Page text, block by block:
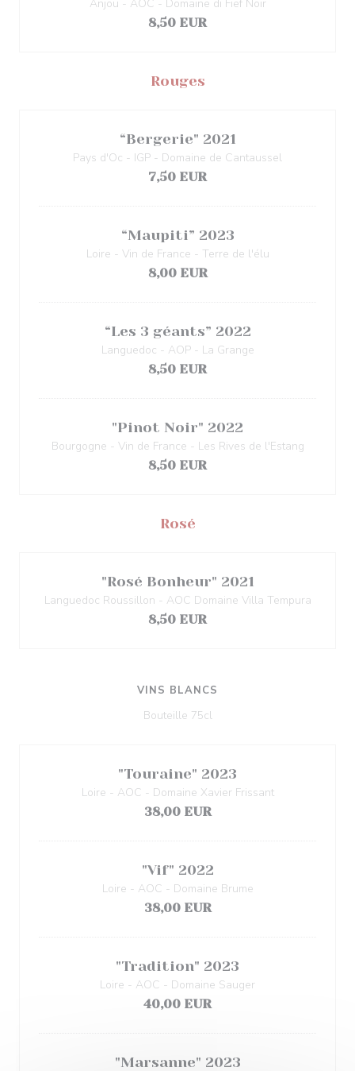
Anjou - AOC - Domaine di Fief Noir
8,50 EUR
Rouges
“Bergerie" 2021
Pays d'Oc - IGP - Domaine de Cantaussel
7,50 EUR
“Maupiti” 2023
Loire - Vin de France - Terre de l'élu
8,00 EUR
“Les 3 géants” 2022
Languedoc - AOP - La Grange
8,50 EUR
"Pinot Noir" 2022
Bourgogne - Vin de France - Les Rives de l'Estang
8,50 EUR
Rosé
"Rosé Bonheur" 2021
Languedoc Roussillon - AOC Domaine Villa Tempura
8,50 EUR
VINS BLANCS
Bouteille 75cl
"Touraine" 2023
Loire - AOC - Domaine Xavier Frissant
38,00 EUR
"Vif" 2022
Loire - AOC - Domaine Brume
38,00 EUR
"Tradition" 2023
Loire - AOC - Domaine Sauger
40,00 EUR
"Marsanne" 2023